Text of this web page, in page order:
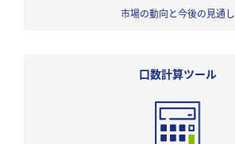
市場の動向と今後の見通し
口数計算ツール